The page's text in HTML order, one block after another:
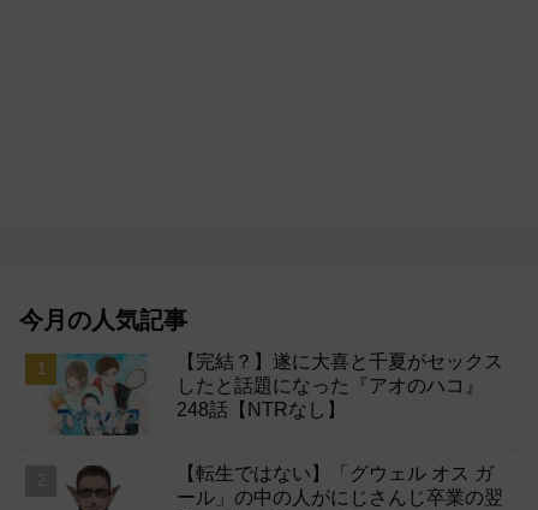
今月の人気記事
【完結？】遂に大喜と千夏がセックス
したと話題になった『アオのハコ』
248話【NTRなし】
【転生ではない】「グウェル オス ガ
ール」の中の人がにじさんじ卒業の翌